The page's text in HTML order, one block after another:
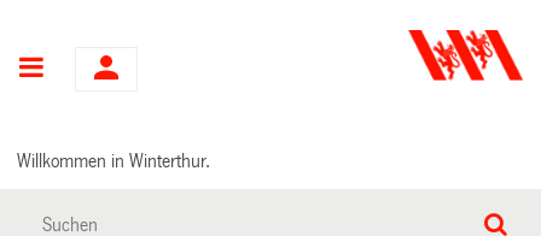
Hauptnavigation
Willkommen in Winterthur.